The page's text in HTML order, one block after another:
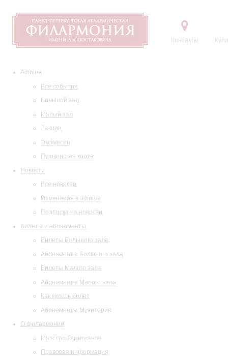
Контакты
Афиша
Все события
Большой зал
Малый зал
Лекции
Экскурсии
Пушкинская карта
Новости
Все новости
Изменения в афише
Подписка на новости
Билеты и абонементы
Билеты Большого зала
Абонементы Большого зала
Билеты Малого зала
Абонементы Малого зала
Как купить билет
Абонементы Музитория
О филармонии
Маэстро Темирканов
Правовая информация